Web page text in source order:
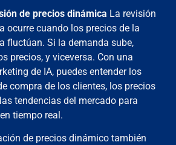
de precios dinámica La revisión
ocurre cuando los precios de la
fluctúan. Si la demanda sube,
precios, y viceversa. Con una
de IA, puedes entender los
compra de los clientes, los precios
tendencias del mercado para
tiempo real.
de precios dinámico también